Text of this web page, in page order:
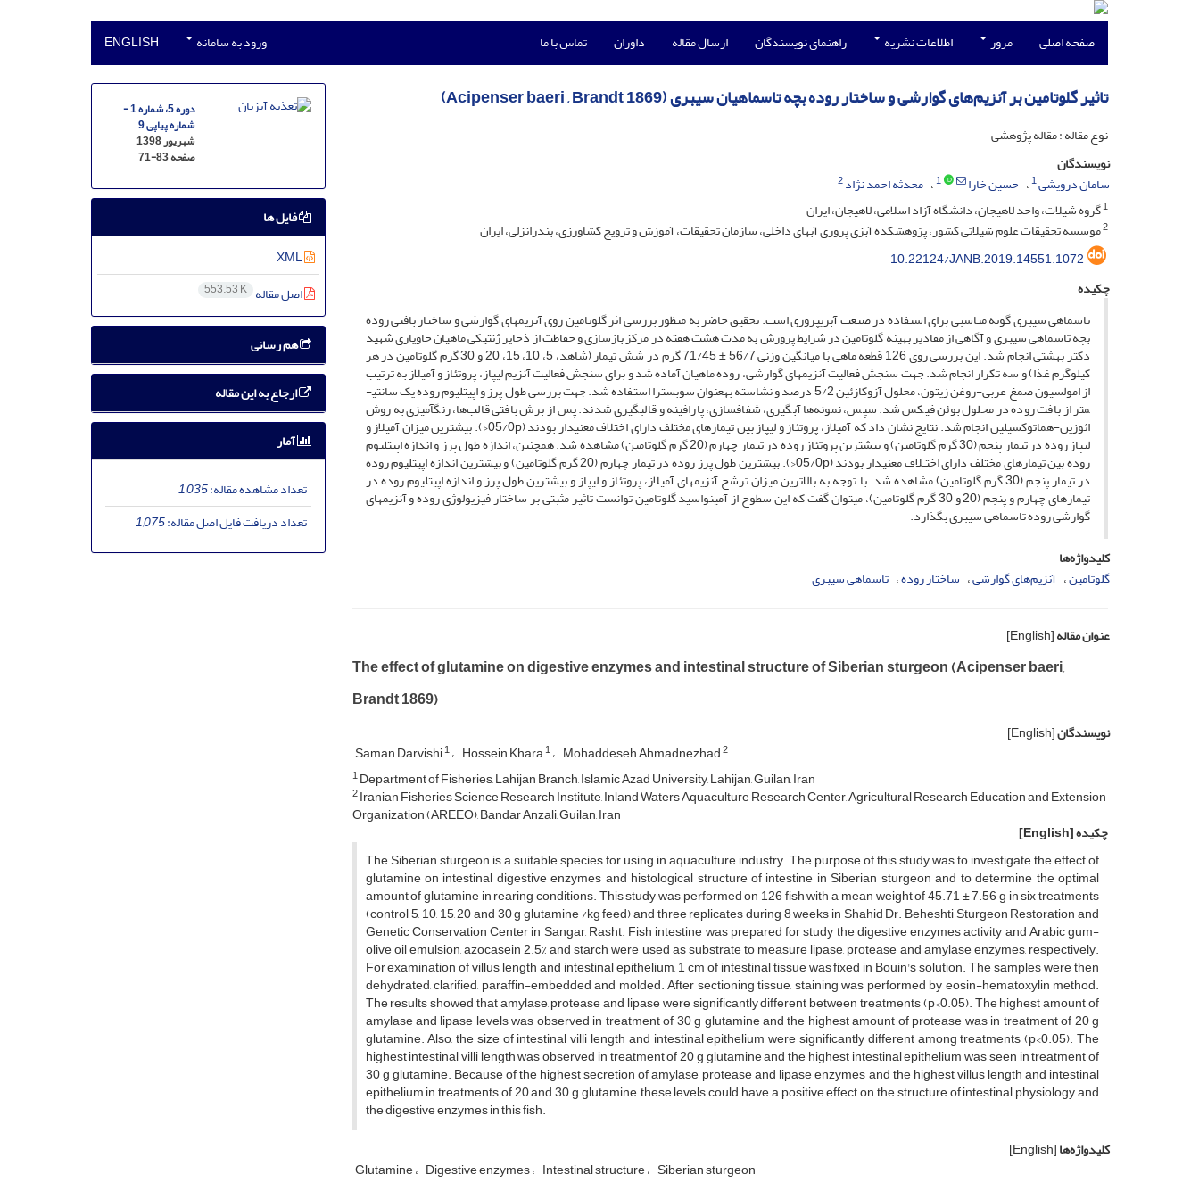
صفحه اصلی مرور اطلاعات نشریه راهنمای نویسندگان ارسال مقاله داوران تماس با ما ورود به سامانه ENGLISH
تاثیر گلوتامین بر آنزیم‌های گوارشی و ساختار روده بچه تاسماهیان سیبری (Acipenser baeri , Brandt 1869)
نوع مقاله : مقاله پژوهشی
نویسندگان
سامان درویشی1 حسین خارا 1 محدثه احمد نژاد2
1گروه شیلات، واحد لاهیجان، دانشگاه آزاد اسلامی، لاهیجان، ایران
2موسسه تحقیقات علوم شیلاتی کشور، پژوهشکده آبزی پروری آب‏های داخلی، سازمان تحقیقات، آموزش و ترویج کشاورزی، بندرانزلی، ایران
10.22124/JANB.2019.14551.1072
چکیده
تاسماهی سیبری گونه مناسبی برای استفاده در صنعت آبزی­پروری است. تحقیق حاضر به منظور بررسی اثر گلوتامین روی آنزیم­های گوارشی و ساختار بافتی روده
بچه تاسماهی سیبری و آگاهی از مقادیر بهینه گلوتامین در شرایط پرورش به مدت هشت هفته در مرکز بازسازی و حفاظت از ذخایر ژنتیکی ماهیان خاویاری شهید
دکتر بهشتی انجام شد. این بررسی روی 126 قطعه ماهی با میانگین وزنی 56/7 ± 71/45 گرم در شش تیمار (شاهد، 5، 10، 15، 20 و 30 گرم گلوتامین در هر
کیلوگرم غذا) و سه تکرار انجام شد. جهت سنجش فعالیت آنزیم­های گوارشی، روده ماهیان آماده شد و برای سنجش فعالیت آنزیم لیپاز، پروتئاز و آمیلاز به ترتیب
از امولسیون صمغ عربی-روغن زیتون، محلول آزوکازئین 5/2 درصد و نشاسته به­عنوان سوبسترا استفاده شد. جهت بررسی طول پرز و اپی­تلیوم روده یک سانتی­
متر از بافت روده در محلول بوئن فیکس شد. سپس، نمونه‌ها آبگیری، شفاف­سازی، پارافینه و قالب­گیری شدند. پس از برش‌ بافتی قالب‌ها، رنگ­آمیزی به روش
ائوزین-هماتوکسیلین انجام شد. نتایج نشان داد که آمیلاز، پروتئاز و لیپاز بین تیمارهای مختلف دارای اختلاف معنی­دار بودند (05/0p<). بیشترین میزان آمیلاز و
لیپاز روده در تیمار پنجم (30 گرم گلوتامین) و بیشترین پروتئاز روده در تیمار چهارم (20 گرم گلوتامین) مشاهده شد. هم­چنین، اندازه طول پرز و اندازه اپی­تلیوم
روده بین تیمارهای مختلف دارای اختـلاف معنی­دار بودند (05/0p<). بیشترین طول پرز روده در تیمار چهارم (20 گرم گلوتامین) و بیشترین اندازه اپی­تلیوم روده
در تیمار پنجم (30 گرم گلوتامین) مشاهده شد. با توجه به بالاترین میزان ترشح آنزیم­های آمیلاز، پروتئاز و لیپاز و بیشترین طول پرز و اندازه اپی­تلیوم روده در
تیمارهای چهارم و پنجم (20 و 30 گرم گلوتامین)، می­توان گفت که این سطوح از آمینواسید گلوتامین توانست تاثیر مثبتی بر ساختار فیزیولوژی روده و آنزیم­های
گوارشی روده تاسماهی سیبری بگذارد.
کلیدواژه‌ها
گلوتامین آنزیم‌های گوارشی ساختار روده تاسماهی سیبری
عنوان مقاله[English]
The effect of glutamine on digestive enzymes and intestinal structure of Siberian sturgeon (Acipenser baeri,
Brandt 1869)
نویسندگان[English]
Saman Darvishi1 Hossein Khara1 Mohaddeseh Ahmadnezhad2
1Department of Fisheries, Lahijan Branch, Islamic Azad University, Lahijan, Guilan, Iran
2Iranian Fisheries Science Research Institute, Inland Waters Aquaculture Research Center, Agricultural Research Education and Extension
Organization (AREEO), Bandar Anzali, Guilan, Iran
چکیده[English]
The Siberian sturgeon is a suitable species for using in aquaculture industry. The purpose of this study was to investigate the effect of
glutamine on intestinal digestive enzymes and histological structure of intestine in Siberian sturgeon and to determine the optimal
amount of glutamine in rearing conditions. This study was performed on 126 fish with a mean weight of 45.71 ± 7.56 g in six treatments
(control, 5, 10, 15, 20 and 30 g glutamine /kg feed) and three replicates during 8 weeks in Shahid Dr. Beheshti Sturgeon Restoration and
Genetic Conservation Center in Sangar, Rasht. Fish intestine was prepared for study the digestive enzymes activity and Arabic gum-
olive oil emulsion, azocasein 2.5% and starch were used as substrate to measure lipase, protease and amylase enzymes, respectively.
For examination of villus length and intestinal epithelium, 1 cm of intestinal tissue was fixed in Bouin's solution. The samples were then
dehydrated, clarified, paraffin-embedded and molded. After sectioning tissue, staining was performed by eosin-hematoxylin method.
The results showed that amylase, protease and lipase were significantly different between treatments (p<0.05). The highest amount of
amylase and lipase levels was observed in treatment of 30 g glutamine and the highest amount of protease was in treatment of 20 g
glutamine. Also, the size of intestinal villi length and intestinal epithelium were significantly different among treatments (p<0.05). The
highest intestinal villi length was observed in treatment of 20 g glutamine and the highest intestinal epithelium was seen in treatment of
30 g glutamine. Because of the highest secretion of amylase, protease and lipase enzymes and the highest villus length and intestinal
epithelium in treatments of 20 and 30 g glutamine, these levels could have a positive effect on the structure of intestinal physiology and
the digestive enzymes in this fish.
کلیدواژه‌ها[English]
Glutamine Digestive enzymes Intestinal structure Siberian sturgeon
دوره 5، شماره 1 -
شماره پیاپی 9
شهریور 1398
صفحه71-83
فایل ها
XML
اصل مقاله 553.53 K
هم رسانی
ارجاع به این مقاله
آمار
تعداد مشاهده مقاله:1,035
تعداد دریافت فایل اصل مقاله:1,075